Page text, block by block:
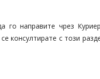
го направите чрез
с този